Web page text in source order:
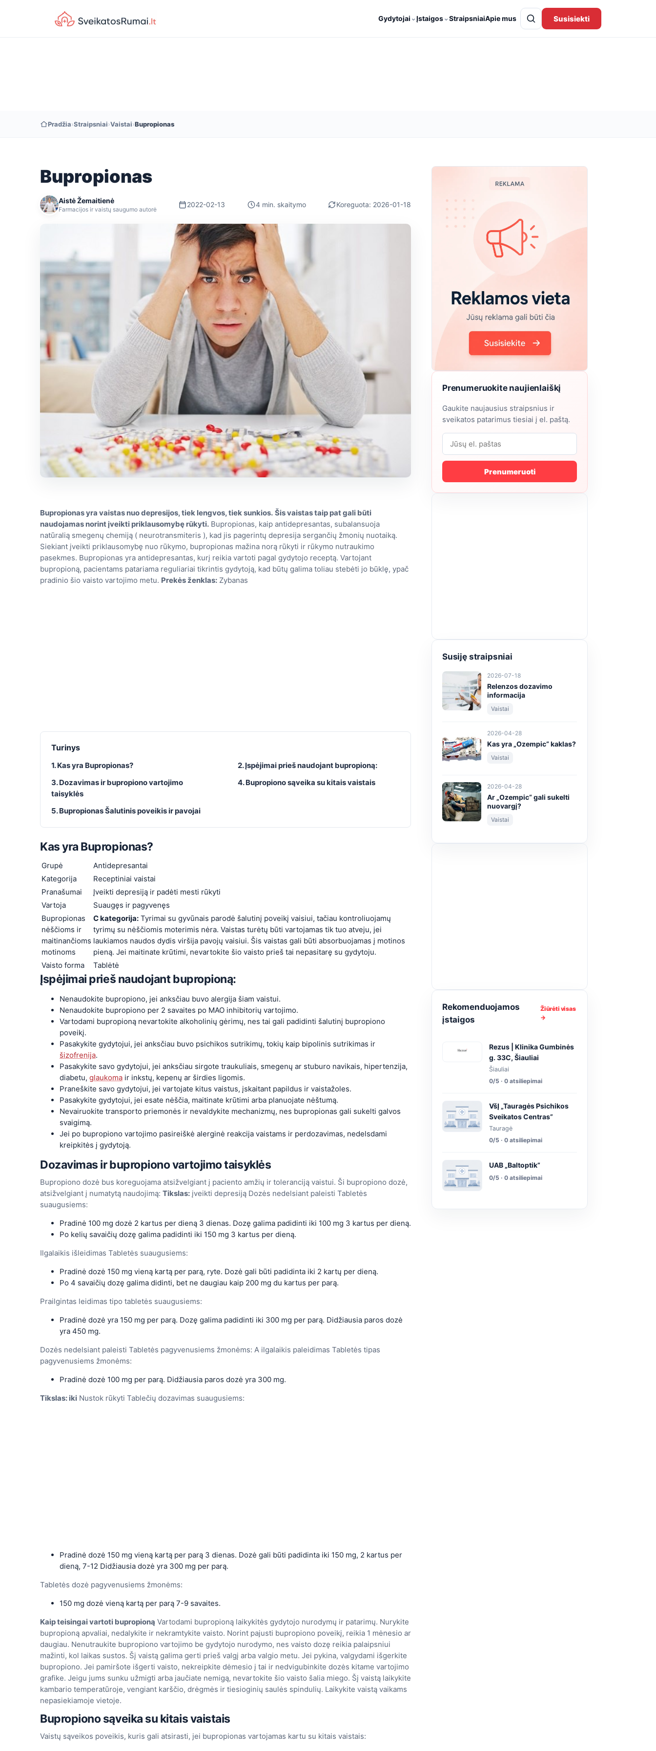
Gydytojai ⌄Įstaigos⌄StraipsniaiApie mus Susisiekti
Pradžia›Straipsniai›Vaistai›Bupropionas
Bupropionas
Aistė Žemaitienė
Farmacijos ir vaistų saugumo autorė
2022-02-13 4 min. skaitymo Koreguota: 2026-01-18
Bupropionas yra vaistas nuo depresijos, tiek lengvos, tiek sunkios. Šis vaistas taip pat gali būti
naudojamas norint įveikti priklausomybę rūkyti. Bupropionas, kaip antidepresantas, subalansuoja
natūralią smegenų chemiją ( neurotransmiteris ), kad jis pagerintų depresija sergančių žmonių nuotaiką.
Siekiant įveikti priklausomybę nuo rūkymo, bupropionas mažina norą rūkyti ir rūkymo nutraukimo
pasekmes. Bupropionas yra antidepresantas, kurį reikia vartoti pagal gydytojo receptą. Vartojant
bupropioną, pacientams patariama reguliariai tikrintis gydytoją, kad būtų galima toliau stebėti jo būklę, ypač
pradinio šio vaisto vartojimo metu. Prekės ženklas: Zybanas
Turinys
1. Kas yra Bupropionas?
2. Įspėjimai prieš naudojant bupropioną:
3. Dozavimas ir bupropiono vartojimo
taisyklės
4. Bupropiono sąveika su kitais vaistais
5. Bupropionas Šalutinis poveikis ir pavojai
Kas yra Bupropionas?
Grupė
Antidepresantai
Kategorija
Receptiniai vaistai
Pranašumai
Įveikti depresiją ir padėti mesti rūkyti
Vartoja
Suaugęs ir pagyvenęs
Bupropionas
nėščioms ir
maitinančioms
motinoms
C kategorija: Tyrimai su gyvūnais parodė šalutinį poveikį vaisiui, tačiau kontroliuojamų
tyrimų su nėščiomis moterimis nėra. Vaistas turėtų būti vartojamas tik tuo atveju, jei
laukiamos naudos dydis viršija pavojų vaisiui. Šis vaistas gali būti absorbuojamas į motinos
pieną. Jei maitinate krūtimi, nevartokite šio vaisto prieš tai nepasitarę su gydytoju.
Vaisto forma
Tablėtė
Įspėjimai prieš naudojant bupropioną:
Nenaudokite bupropiono, jei anksčiau buvo alergija šiam vaistui.
Nenaudokite bupropiono per 2 savaites po MAO inhibitorių vartojimo.
Vartodami bupropioną nevartokite alkoholinių gėrimų, nes tai gali padidinti šalutinį bupropiono
poveikį.
Pasakykite gydytojui, jei anksčiau buvo psichikos sutrikimų, tokių kaip bipolinis sutrikimas ir
šizofrenija.
Pasakykite savo gydytojui, jei anksčiau sirgote traukuliais, smegenų ar stuburo navikais, hipertenzija,
diabetu, glaukoma ir inkstų, kepenų ar širdies ligomis.
Praneškite savo gydytojui, jei vartojate kitus vaistus, įskaitant papildus ir vaistažoles.
Pasakykite gydytojui, jei esate nėščia, maitinate krūtimi arba planuojate nėštumą.
Nevairuokite transporto priemonės ir nevaldykite mechanizmų, nes bupropionas gali sukelti galvos
svaigimą.
Jei po bupropiono vartojimo pasireiškė alerginė reakcija vaistams ir perdozavimas, nedelsdami
kreipkitės į gydytoją.
Dozavimas ir bupropiono vartojimo taisyklės
Bupropiono dozė bus koreguojama atsižvelgiant į paciento amžių ir toleranciją vaistui. Ši bupropiono dozė,
atsižvelgiant į numatytą naudojimą: Tikslas: įveikti depresiją Dozės nedelsiant paleisti Tabletės
suaugusiems:
Pradinė 100 mg dozė 2 kartus per dieną 3 dienas. Dozę galima padidinti iki 100 mg 3 kartus per dieną.
Po kelių savaičių dozę galima padidinti iki 150 mg 3 kartus per dieną.
Ilgalaikis išleidimas Tabletės suaugusiems:
Pradinė dozė 150 mg vieną kartą per parą, ryte. Dozė gali būti padidinta iki 2 kartų per dieną.
Po 4 savaičių dozę galima didinti, bet ne daugiau kaip 200 mg du kartus per parą.
Prailgintas leidimas tipo tabletės suaugusiems:
Pradinė dozė yra 150 mg per parą. Dozę galima padidinti iki 300 mg per parą. Didžiausia paros dozė
yra 450 mg.
Dozės nedelsiant paleisti Tabletės pagyvenusiems žmonėms: A ilgalaikis paleidimas Tabletės tipas
pagyvenusiems žmonėms:
Pradinė dozė 100 mg per parą. Didžiausia paros dozė yra 300 mg.
Tikslas: iki Nustok rūkyti Tablečių dozavimas suaugusiems:
Pradinė dozė 150 mg vieną kartą per parą 3 dienas. Dozė gali būti padidinta iki 150 mg, 2 kartus per
dieną, 7-12 Didžiausia dozė yra 300 mg per parą.
Tabletės dozė pagyvenusiems žmonėms:
150 mg dozė vieną kartą per parą 7-9 savaites.
Kaip teisingai vartoti bupropioną Vartodami bupropioną laikykitės gydytojo nurodymų ir patarimų. Nurykite
bupropioną apvaliai, nedalykite ir nekramtykite vaisto. Norint pajusti bupropiono poveikį, reikia 1 mėnesio ar
daugiau. Nenutraukite bupropiono vartojimo be gydytojo nurodymo, nes vaisto dozę reikia palaipsniui
mažinti, kol laikas sustos. Šį vaistą galima gerti prieš valgį arba valgio metu. Jei pykina, valgydami išgerkite
bupropiono. Jei pamiršote išgerti vaisto, nekreipkite dėmesio į tai ir nedvigubinkite dozės kitame vartojimo
grafike. Jeigu jums sunku užmigti arba jaučiate nemigą, nevartokite šio vaisto šalia miego. Šį vaistą laikykite
kambario temperatūroje, vengiant karščio, drėgmės ir tiesioginių saulės spindulių. Laikykite vaistą vaikams
nepasiekiamoje vietoje.
Bupropiono sąveika su kitais vaistais
Vaistų sąveikos poveikis, kuris gali atsirasti, jei bupropionas vartojamas kartu su kitais vaistais:
Prenumeruokite naujienlaiškį
Gaukite naujausius straipsnius ir
sveikatos patarimus tiesiai į el. paštą.
Prenumeruoti
Susiję straipsniai
2026-07-18
Relenzos dozavimo
informacija
Vaistai
2026-04-28
Kas yra „Ozempic“ kaklas?
Vaistai
2026-04-28
Ar „Ozempic“ gali sukelti
nuovargį?
Vaistai
Rekomenduojamos
įstaigos
Žiūrėti visas
→
Rezus | Klinika Gumbinės
g. 33C, Šiauliai
Šiauliai
0/5 · 0 atsiliepimai
VšĮ „Tauragės Psichikos
Sveikatos Centras”
Tauragė
0/5 · 0 atsiliepimai
UAB „Baltoptik”
0/5 · 0 atsiliepimai